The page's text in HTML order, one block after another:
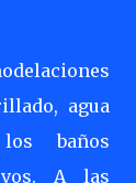
agua
baños
A las